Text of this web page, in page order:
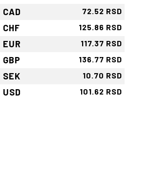
CAD 72.52 RSD
CHF 125.86 RSD
EUR 117.37 RSD
GBP 136.77 RSD
SEK 10.70 RSD
USD 101.62 RSD